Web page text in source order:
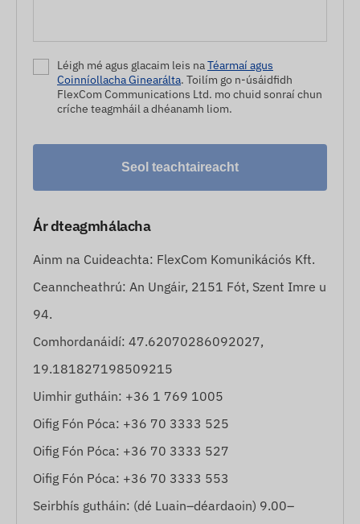
Léigh mé agus glacaim leis naTéarmaí agus
Coinníollacha Ginearálta. Toilím go n-úsáidfidh
FlexCom Communications Ltd. mo chuid sonraí chun
críche teagmháil a dhéanamh liom.
Seol teachtaireacht
Ár dteagmhálacha
Ainm na Cuideachta: FlexCom Komunikációs Kft.
Ceanncheathrú: An Ungáir, 2151 Fót, Szent Imre u
94.
Comhordanáidí: 47.62070286092027,
19.181827198509215
Uimhir gutháin: +36 1 769 1005
Oifig Fón Póca: +36 70 3333 525
Oifig Fón Póca: +36 70 3333 527
Oifig Fón Póca: +36 70 3333 553
Seirbhís gutháin: (dé Luain–déardaoin) 9.00–